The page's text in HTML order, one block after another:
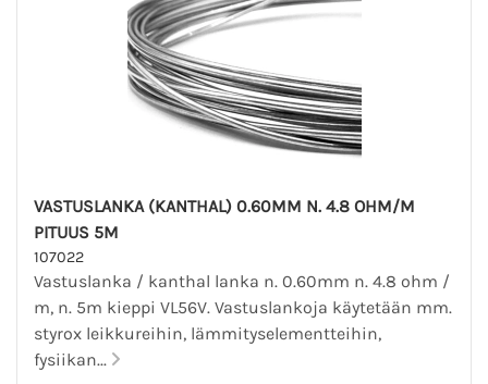
VASTUSLANKA (KANTHAL) 0.60MM N. 4.8 OHM/M
PITUUS 5M
107022
Vastuslanka / kanthal lanka n. 0.60mm n. 4.8 ohm /
m, n. 5m kieppi VL56V. Vastuslankoja käytetään mm.
styrox leikkureihin, lämmityselementteihin,
fysiikan...